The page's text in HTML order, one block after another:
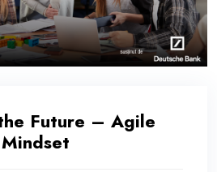
Future – Agile
Mindset